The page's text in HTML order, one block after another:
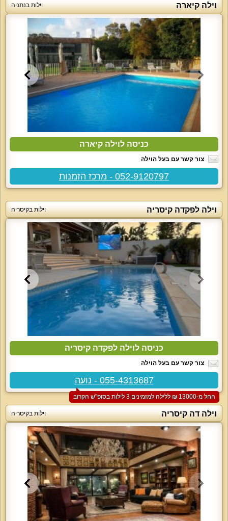
וילה קיארה וילות בנתניה
כניסה לוילה קיארה
צור קשר עם בעל הוילה
052-9120797 - מרכז הזמנות
וילה לפקדה קיסריה וילות בקיסריה
כניסה לוילה לפקדה קיסריה
צור קשר עם בעל הוילה
055-4313687 - נועה
החל מ-‏13000 ₪ ללילה למזמינים 3 לילות בסופ"ש הקרוב
וילה דה קיסריה וילות בקיסריה